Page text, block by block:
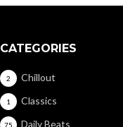
CATEGORIES
Chillout
2
Classics
1
Daily Beats
75